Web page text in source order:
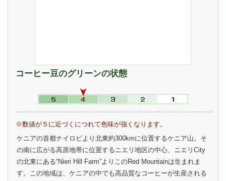
コーヒー豆のグリーンの状態
※数値が５に近づくにつれて色味が強くなります。
ケニアの首都ナイロビより北東約300kmに位置するケニア山。そ
の南に広がる高原地帯に位置するニエリ地区の中心、ニエリCity
の北東にある“Nieri Hill Farm”よりこのRed Mountainは生まれま
す。この地域は、ケニアの中でも高品質なコーヒーが生産される